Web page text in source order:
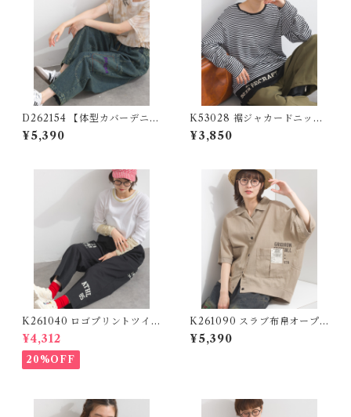
D262154 【体型カバーデニム
シリーズ】 ポケット刺繍デニ
ムパンツ / Pocket Embroide
¥5,390
K53028 裾ジャカードニット
切り替え30/-フライス長袖T
シャツ / Hem Jacquard Knit
¥3,850
K261040 ロゴプリントツイル
ワークパンツ / Logo Print T
will Work Pants (残りわず
か)
¥4,312
20%OFF
K261090 スラブ布帛オープ
ンカラーワークシャツ / Slub
Cotton Open Collar Work
¥5,390